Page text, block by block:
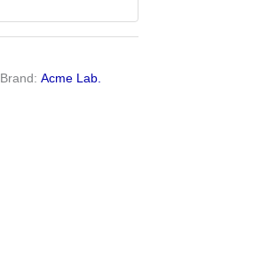
Brand: Acme Lab.